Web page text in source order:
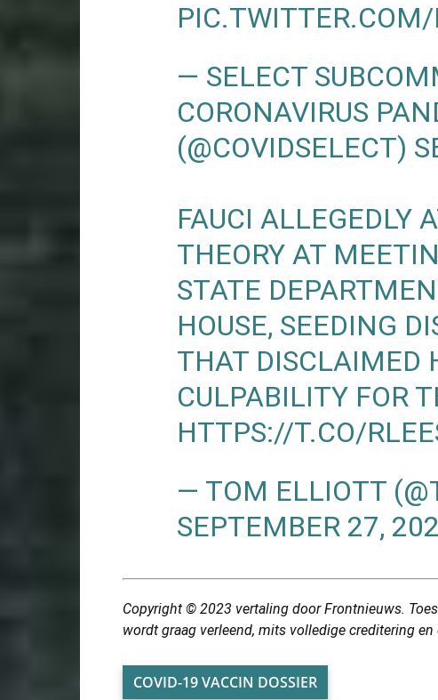
— SELECT
CORONAVIRUS
(@COVIDSELECT)
FAUCI ALLEGEDLY
THEORY AT
STATE
HOUSE, SEEDING
THAT DISCLAIMED
CULPABILITY FOR
HTTPS://T.CO/
— TOM ELLIOTT
SEPTEMBER 27,
Copyright © 2023 vertaling door Frontnieuws.
wordt graag verleend, mits volledige creditering
COVID-19 VACCIN DOSSIER